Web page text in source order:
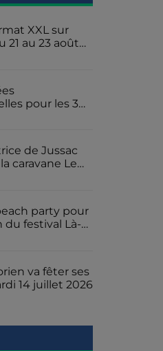
XXL sur
21 au 23 août
pour les 30
de Jussac
caravane Le
party pour
du festival Là-
va fêter ses
14 juillet 2026